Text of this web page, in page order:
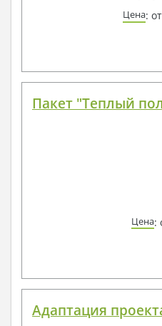
Цена: от
Пакет "Теплый
Цена:
Адаптация